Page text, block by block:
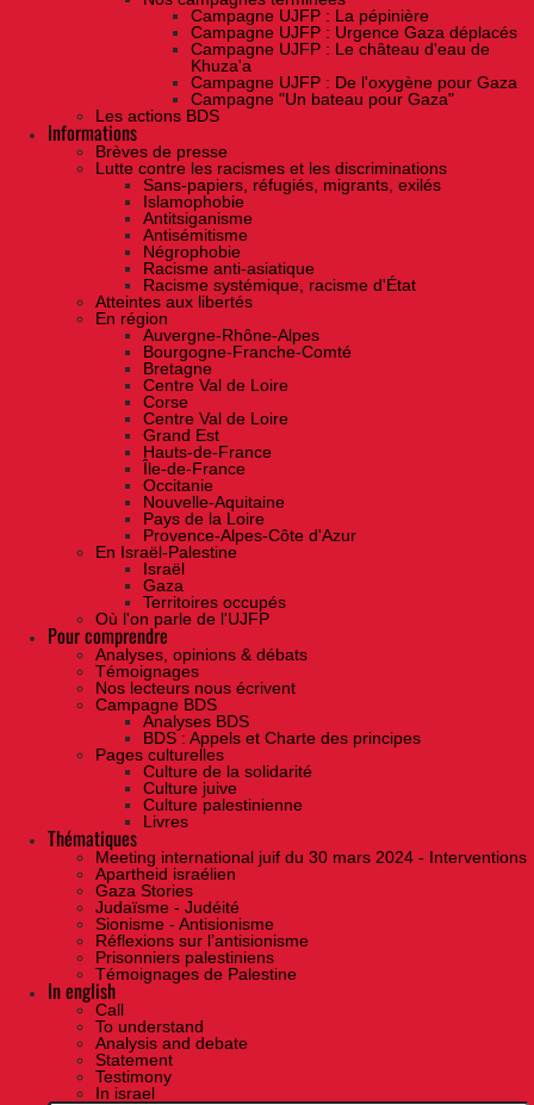
Campagne UJFP : La pépinière
Campagne UJFP : Urgence Gaza déplacés
Campagne UJFP : Le château d'eau de
Khuza'a
Campagne UJFP : De l'oxygène pour Gaza
Campagne "Un bateau pour Gaza"
Les actions BDS
Informations
Brèves de presse
Lutte contre les racismes et les discriminations
Sans-papiers, réfugiés, migrants, exilés
Islamophobie
Antitsiganisme
Antisémitisme
Négrophobie
Racisme anti-asiatique
Racisme systémique, racisme d'État
Atteintes aux libertés
En région
Auvergne-Rhône-Alpes
Bourgogne-Franche-Comté
Bretagne
Centre Val de Loire
Corse
Centre Val de Loire
Grand Est
Hauts-de-France
Île-de-France
Occitanie
Nouvelle-Aquitaine
Pays de la Loire
Provence-Alpes-Côte d'Azur
En Israël-Palestine
Israël
Gaza
Territoires occupés
Où l'on parle de l'UJFP
Pour comprendre
Analyses, opinions & débats
Témoignages
Nos lecteurs nous écrivent
Campagne BDS
Analyses BDS
BDS : Appels et Charte des principes
Pages culturelles
Culture de la solidarité
Culture juive
Culture palestinienne
Livres
Thématiques
Meeting international juif du 30 mars 2024 - Interventions
Apartheid israélien
Gaza Stories
Judaïsme - Judéité
Sionisme - Antisionisme
Réflexions sur l’antisionisme
Prisonniers palestiniens
Témoignages de Palestine
In english
Call
To understand
Analysis and debate
Statement
Testimony
In israel